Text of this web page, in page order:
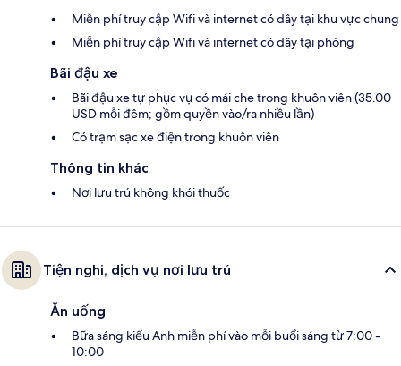
Miễn phí truy cập Wifi và internet có dây tại khu vực chung
Miễn phí truy cập Wifi và internet có dây tại phòng
Bãi đậu xe
Bãi đậu xe tự phục vụ có mái che trong khuôn viên (35.00
USD mỗi đêm; gồm quyền vào/ra nhiều lần)
Có trạm sạc xe điện trong khuôn viên
Thông tin khác
Nơi lưu trú không khói thuốc
Tiện nghi, dịch vụ nơi lưu trú
Ăn uống
Bữa sáng kiểu Anh miễn phí vào mỗi buổi sáng từ 7:00 -
10:00